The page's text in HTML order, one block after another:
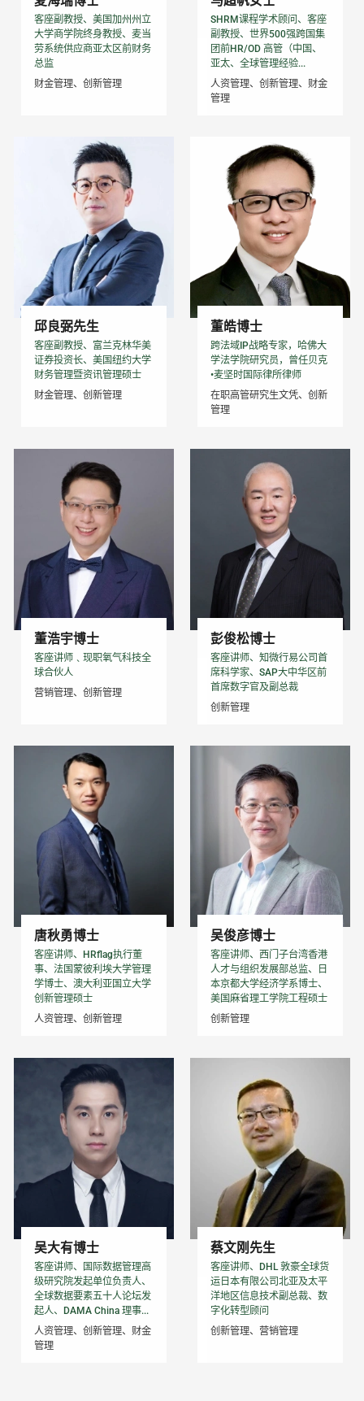
客座副教授、美国加州州立
大学商学院终身教授、麦当
劳系统供应商亚太区前财务
总监
财金管理、创新管理
SHRM课程学术顾问、客座
副教授、世界500强跨国集
团前HR/OD 高管（中国、
亚太、全球管理经验...
人资管理、创新管理、财金
管理
邱良弼先生
客座副教授、富兰克林华美
证券投资长、美国纽约大学
财务管理暨资讯管理硕士
财金管理、创新管理
董皓博士
跨法域IP战略专家，哈佛大
学法学院研究员，曾任贝克
•麦坚时国际律所律师
在职高管研究生文凭、创新
管理
董浩宇博士
客座讲师﹑现职氧气科技全
球合伙人
营销管理、创新管理
彭俊松博士
客座讲师、知微行易公司首
席科学家、SAP大中华区前
首席数字官及副总裁
创新管理
唐秋勇博士
客座讲师、HRflag执行董
事、法国蒙彼利埃大学管理
学博士、澳大利亚国立大学
创新管理硕士
人资管理、创新管理
吴俊彦博士
客座讲师、西门子台湾香港
人才与组织发展部总监、日
本京都大学经济学系博士、
美国麻省理工学院工程硕士
创新管理
吴大有博士
客座讲师、国际数据管理高
级研究院发起单位负责人、
全球数据要素五十人论坛发
起人、DAMA China 理事...
人资管理、创新管理、财金
管理
蔡文刚先生
客座讲师、DHL 敦豪全球货
运日本有限公司北亚及太平
洋地区信息技术副总裁、数
字化转型顾问
创新管理、营销管理